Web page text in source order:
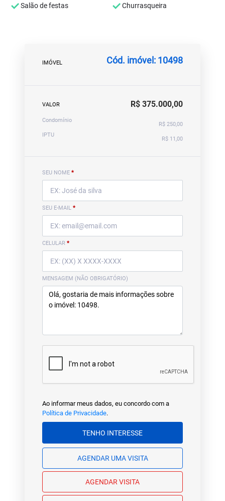
Salão de festas Churrasqueira
IMÓVEL Cód. imóvel: 10498
VALOR R$ 375.000,00
Condomínio
R$ 250,00
IPTU
R$ 11,00
SEU NOME *
SEU E-MAIL *
CELULAR *
MENSAGEM (NÃO OBRIGATÓRIO)
Ao informar meus dados, eu concordo com a
Política de Privacidade.
TENHO INTERESSE
AGENDAR UMA VISITA
AGENDAR VISITA